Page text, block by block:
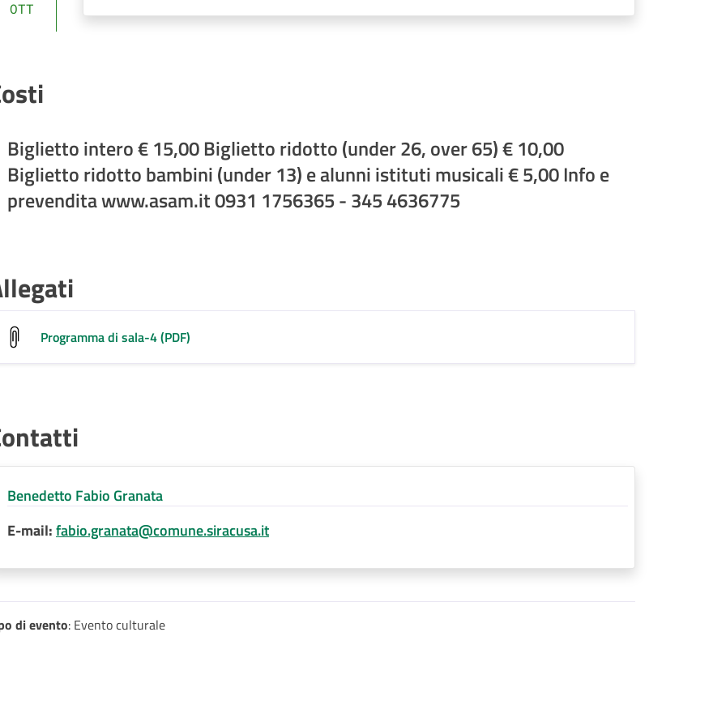
OTT
Biglietto intero € 15,00 Biglietto ridotto (under 26, over 65) € 10,00
Biglietto ridotto bambini (under 13) e alunni istituti musicali € 5,00 Info e
prevendita www.asam.it 0931 1756365 - 345 4636775
Programma di sala-4 (PDF)
Benedetto Fabio Granata
E-mail:fabio.granata@comune.siracusa.it
di evento: Evento culturale